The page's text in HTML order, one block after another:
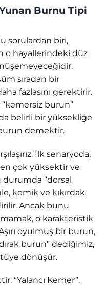
Burnu Tipi
sorulardan biri,
o hayallerindeki düz
sıradan bir
fazlasını gerektirir.
burun”
belirli bir yüksekliğe
demektir.
İlk senaryoda,
çok yüksektir ve
durumda “dorsal
kemik ve kıkırdak
Ancak bunu
o karakteristik
oyulmuş bir burun,
burun” dediğimiz,
dönüşür.
“Yalancı Kemer”.